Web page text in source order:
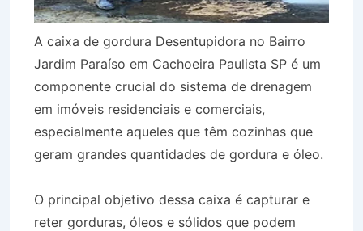
A caixa de gordura Desentupidora no Bairro
Jardim Paraíso em Cachoeira Paulista SP é um
componente crucial do sistema de drenagem
em imóveis residenciais e comerciais,
especialmente aqueles que têm cozinhas que
geram grandes quantidades de gordura e óleo.
O principal objetivo dessa caixa é capturar e
reter gorduras, óleos e sólidos que podem